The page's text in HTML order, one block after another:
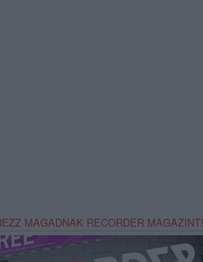
MAGADNAK RECORDER MAGAZINT!